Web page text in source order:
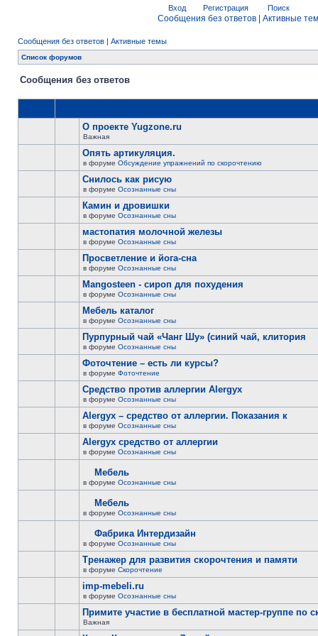
Вход Регистрация Поиск
Сообщения без ответов Активные
Сообщения без ответов | Активные темы
Список форумов
Сообщения без ответов
О проекте Yugzone.ru
Важная
Опять артикуляция.
в форуме Обсуждение упражнений по скорочтению
Снилось как рисую
в форуме Осознанные сны
Камин и дровишки
в форуме Осознанные сны
мастопатия молочной железы
в форуме Осознанные сны
Просветление и йога-сна
в форуме Осознанные сны
Mangosteen - сироп для похудения
в форуме Осознанные сны
Мебель каталог
в форуме Осознанные сны
Пурпурный чай «Чанг Шу» (синий чай, клитория
в форуме Осознанные сны
Фоточтение – есть ли курсы?
в форуме Фоточтение
Cредство против аллергии Alergyx
в форуме Осознанные сны
Alergyx – средство от аллергии. Показания к
в форуме Осознанные сны
Alergyx средство от аллергии
в форуме Осознанные сны
Мебель
в форуме Осознанные сны
Мебель
в форуме Осознанные сны
Фабрика Интердизайн
в форуме Осознанные сны
Тренажер для развития скорочтения и памяти
в форуме Скорочтение
imp-mebeli.ru
в форуме Осознанные сны
Примите участие в бесплатной мастер-группе по
Важная